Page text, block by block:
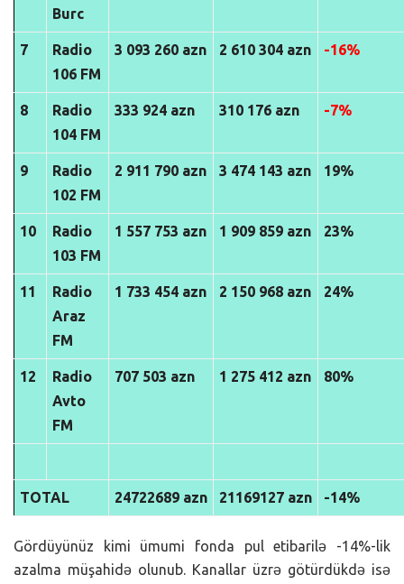
Burc
7
Radio
106 FM
3 093 260 azn 2 610 304 azn -16%
8
Radio
104 FM
333 924 azn 310 176 azn -7%
9
Radio
102 FM
2 911 790 azn 3 474 143 azn 19%
10
Radio
103 FM
1 557 753 azn 1 909 859 azn 23%
11
Radio
Araz
FM
1 733 454 azn 2 150 968 azn 24%
12
Radio
Avto
FM
707 503 azn 1 275 412 azn 80%
TOTAL 24722689 azn 21169127 azn -14%
Gördüyünüz kimi ümumi fonda pul etibarilə -14%-lik
azalma müşahidə olunub. Kanallar üzrə götürdükdə isə